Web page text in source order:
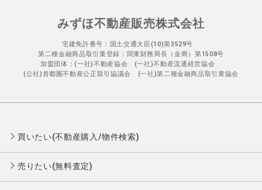
みずほ不動産販売株式会社
宅建免許番号：国土交通大臣(10)第3529号
第二種金融商品取引業登録：関東財務局長（金商）第1508号
加盟団体：(一社)不動産協会 (一社)不動産流通経営協会
(公社)首都圏不動産公正取引協議会 (一社)第二種金融商品取引業協会
買いたい(不動産購入/物件検索)
売りたい(無料査定)